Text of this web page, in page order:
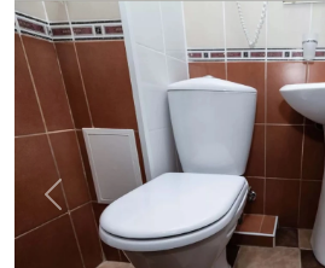
Предыдущий